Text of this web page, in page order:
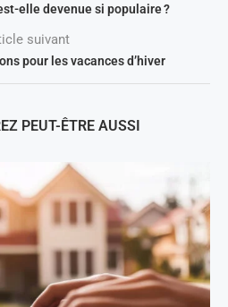
elle devenue si populaire ?
suivant
pour les vacances d’hiver
PEUT-ÊTRE AUSSI